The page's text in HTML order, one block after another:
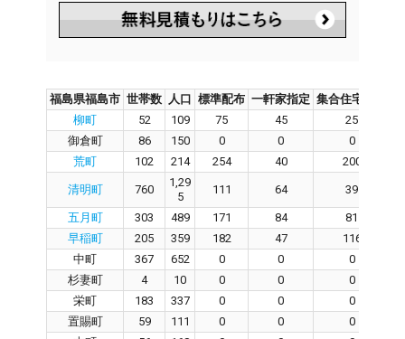
福島県福島市 世帯数 人口 標準配布 一軒家指定 集合住宅指定
柳町
52 109 75 45
25
御倉町
86 150 0 0
0
荒町
102 214 254 40 200
清明町 760
1,29
5
111 64 39
五月町 303 489 171 84
81
早稲町
205 359 182 47
116
中町
367 652 0 0
0
杉妻町
4 10 0 0
0
栄町
183 337 0 0
0
置賜町
59 111 0 0
0